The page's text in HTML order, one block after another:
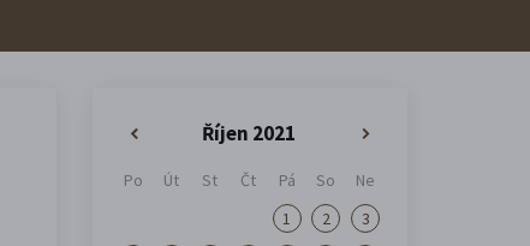
Říjen 2021
Po Út St Čt Pá So
Ne
1
2
3